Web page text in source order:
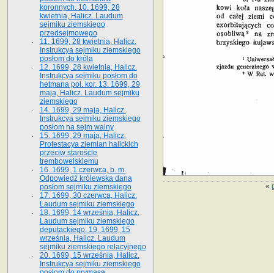
«
koronnych. 10. 1699, 28
kwietnia, Halicz. Laudum
sejmiku ziemskiego
przedsejmowego
11. 1699, 28 kwietnia, Halicz.
Instrukcya sejmiku ziemskiego
posłom do króla
12. 1699, 28 kwietnia, Halicz.
Instrukcya sejmiku posłom do
hetmana pol. kor. 13. 1699, 29
maja, Halicz. Laudum sejmiku
ziemskiego
14. 1699, 29 maja, Halicz.
Instrukcya sejmiku ziemskiego
posłom na sejm walny
15. 1699, 29 maja, Halicz.
Protestacya ziemian halickich
przeciw staroście
trembowelskiemu
16. 1699, 1 czerwca, b. m.
Odpowiedź królewska dana
posłom sejmiku ziemskiego
17. 1699, 30 czerwca, Halicz.
Laudum sejmiku ziemskiego
18. 1699, 14 września, Halicz.
Laudum sejmiku ziemskiego
deputackiego. 19. 1699, 15
września, Halicz. Laudum
sejmiku ziemskiego relacyjnego
20. 1699, 15 września, Halicz.
Instrukcya sejmiku ziemskiego